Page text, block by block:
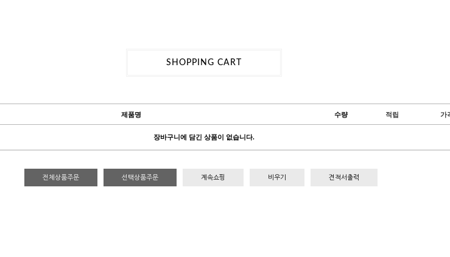
SHOPPING CART
제품명 수량 적립 가
장바구니에 담긴 상품이 없습니다.
전체상품주문 선택상품주문 계속쇼핑 비우기 견적서출력